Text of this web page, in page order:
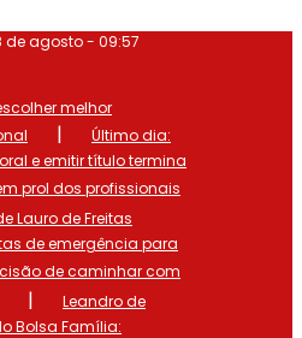
de agosto - 09:57
melhor
|
Último dia:
e emitir título termina
prol dos profissionais
Lauro de Freitas
de emergência para
de caminhar com
|
Leandro de
Bolsa Família: